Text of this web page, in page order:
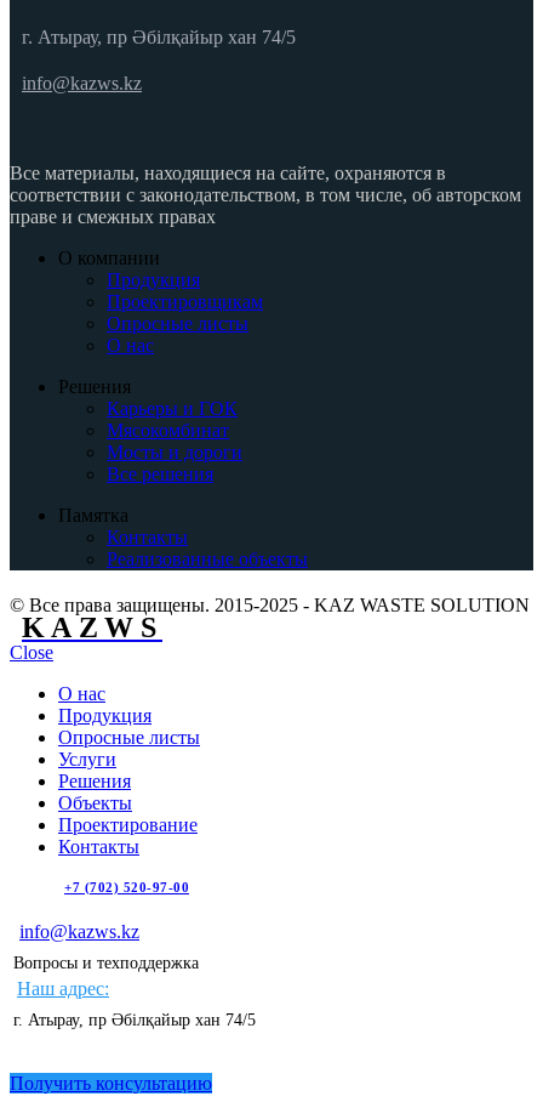
г. Атырау, пр Әбілқайыр хан 74/5
info@kazws.kz
Все материалы, находящиеся на сайте, охраняются в
соответствии с законодательством, в том числе, об авторском
праве и смежных правах
О компании
Продукция
Проектировщикам
Опросные листы
О нас
Решения
Карьеры и ГОК
Мясокомбинат
Мосты и дороги
Все решения
Памятка
Контакты
Реализованные объекты
© Все права защищены. 2015-2025 - KAZ WASTE SOLUTION
KAZWS
Close
О нас
Продукция
Опросные листы
Услуги
Решения
Объекты
Проектирование
Контакты
+7 (702) 520-97-00
info@kazws.kz
Вопросы и техподдержка
Наш адрес:
г. Атырау, пр Әбілқайыр хан 74/5
Получить консультацию